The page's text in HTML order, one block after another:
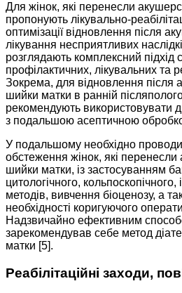
Для жінок, які перенесли
пропонують лікувально-
оптимізації відновлення після
лікування несприятливих
розглядають комплексний підхід
профілактичних, лікувальних та
Зокрема, для відновлення після
шийки матки в ранній
рекомендують використовувати
з подальшою асептичною
У подальшому необхідно
обстеження жінок, які перенесли
шийки матки, із застосуванням
цитологічного,
методів, вивчення біоценозу, а
необхідності коригуючого
Надзвичайно ефективним
зарекомендував себе метод
матки [5].
Реабілітаційні заходи,